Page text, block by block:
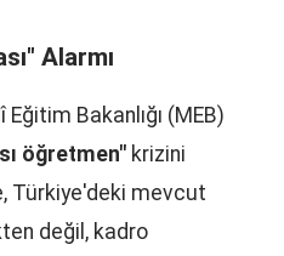
Alarmı
Bakanlığı (MEB)
öğretmen" krizini
Türkiye'deki mevcut
değil, kadro